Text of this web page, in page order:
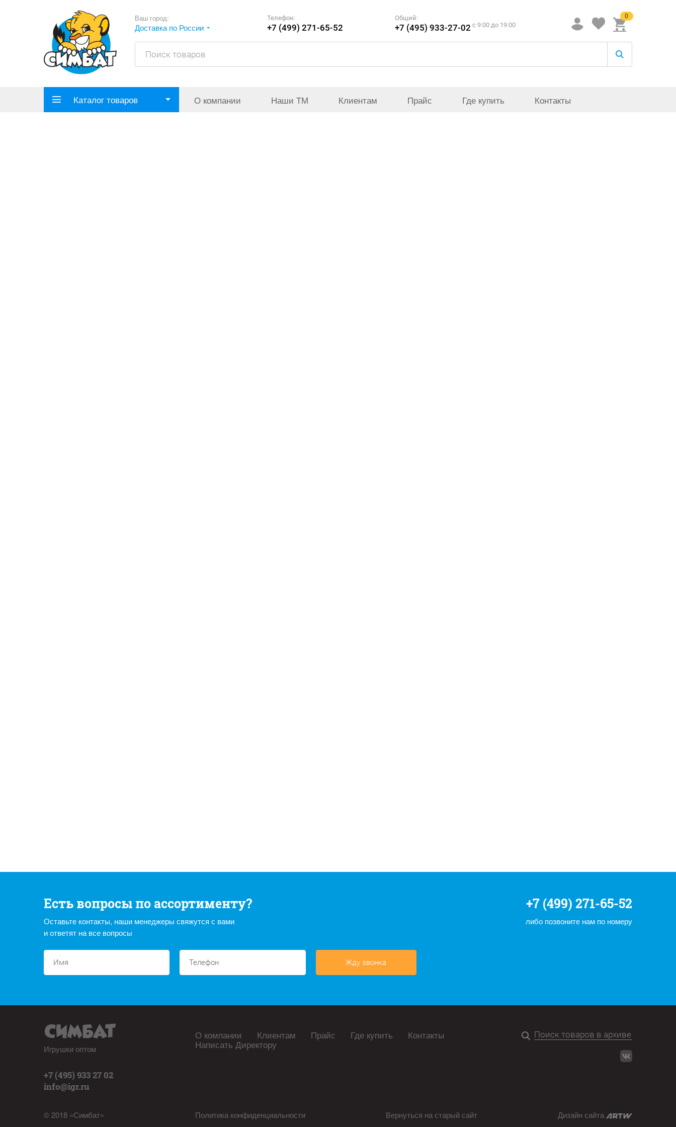
Ваш город:
Доставка по России
Телефон:
+7 (499) 271-65-52
Общий:
+7 (495) 933-27-02 c 9:00 до 19:00
0
Каталог товаров О компании Наши ТМ Клиентам Прайс Где купить Контакты
Есть вопросы по ассортименту?
Оставьте контакты, наши менеджеры свяжутся с вами
и ответят на все вопросы
+7 (499) 271-65-52
либо позвоните нам по номеру
Жду звонка
Игрушки оптом
+7 (495) 933 27 02
info@igr.ru
© 2018 «Симбат»
О компании Клиентам Прайс Где купить Контакты
Написать Директору
Политика конфиденциальности Вернуться на старый сайт Дизайн сайта